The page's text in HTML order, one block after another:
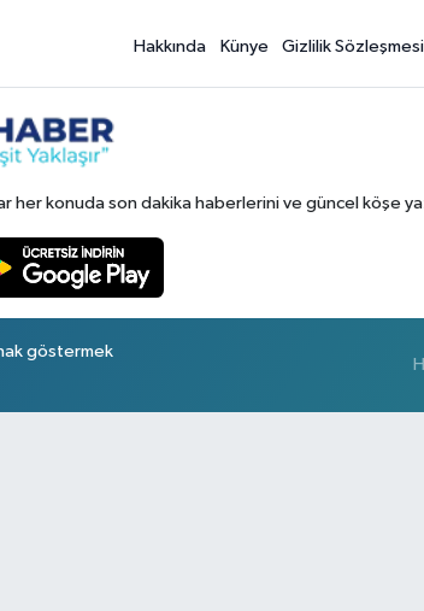
Hakkında Künye Gizlilik Sözleşmesi
konuda son dakika haberlerini ve güncel köşe
göstermek